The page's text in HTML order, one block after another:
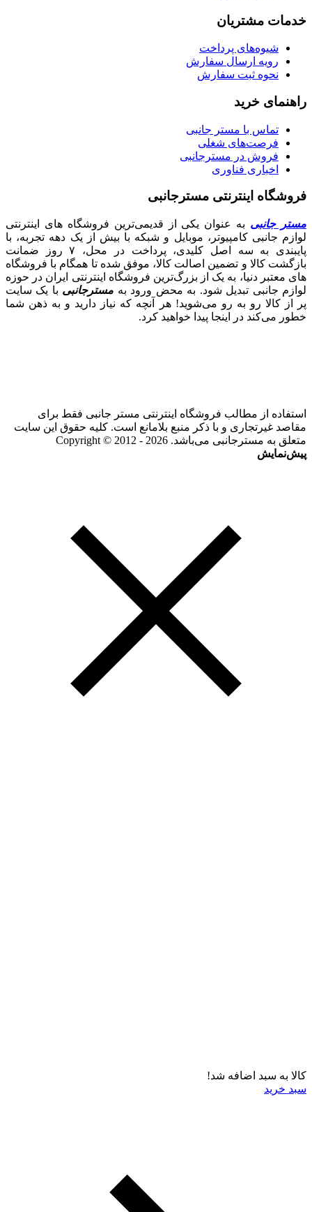
خدمات مشتریان
شیوه‌های پرداخت
رویه ارسال سفارش
نحوه ثبت سفارش
راهنمای خرید
تماس با مستر جانبی
فرصت‌های شغلی
فروش در مسترجانبی
اخباری فناوری
فروشگاه اینترنتی مسترجانبی
مستر جانبی به عنوان یکی از قدیمی‌ترین فروشگاه های اینترنتی
لوازم جانبی کامپیوتر، موبایل و شبکه با بیش از یک دهه تجربه، با
پایبندی به سه اصل کلیدی، پرداخت در محل، ۷ روز ضمانت
بازگشت کالا و تضمین اصالت کالا، موفق شده تا همگام با فروشگاه‌
های معتبر دنیا، به یک از بزرگ‌ترین فروشگاه اینترنتی ایران در حوزه
لوازم جانبی تبدیل شود. به محض ورود به مسترجانبی با یک سایت
پر از کالا رو به رو می‌شوید! هر آنچه که نیاز دارید و به ذهن شما
خطور می‌کند در اینجا پیدا خواهید کرد.
استفاده از مطالب فروشگاه اینترنتی مستر جانبی فقط برای
مقاصد غیرتجاری و با ذکر منبع بلامانع است. کلیه حقوق این سایت
متعلق به مسترجانبی می‌باشد. Copyright © 2012 - 2026
پیش‌نمایش
کالا به سبد اضافه شد!
سبد خرید